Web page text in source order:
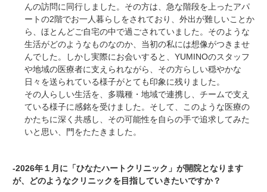
んの訪問に同行しました。その方は、急な階段を上ったアパ
ートの2階でお一人暮らしをされており、外出が難しいことか
ら、ほとんどご自宅の中で過ごされていました。そのような
生活がどのようなものなのか、当初の私には想像がつきませ
んでした。しかし実際にお会いすると、 YUMINOのスタッフ
や地域の医療者に支えられながら、その方らしい穏やかな
日々を送られている様子がとても印象に残りました。
その人らしい生活を、多職種・地域で連携し、チームで支え
ている様子に感銘を受けました。そして、このような医療の
かたちに深く共感し、その可能性を自らの手で追求してみた
いと思い、門をたたきました。
-2026年１月に「ひなたハートクリニック」が開院となります
が、どのようなクリニックを目指していきたいですか？